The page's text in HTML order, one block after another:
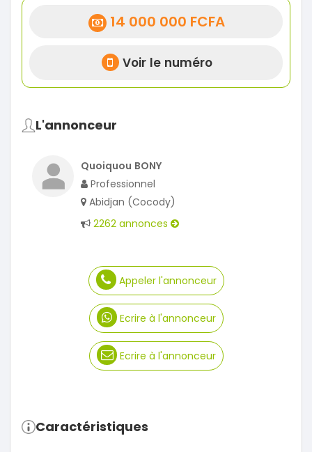
14 000 000 FCFA
Voir le numéro
L'annonceur
Quoiquou BONY
Professionnel
Abidjan (Cocody)
2262 annonces
Appeler l'annonceur
Ecrire à l'annonceur
Ecrire à l'annonceur
Caractéristiques